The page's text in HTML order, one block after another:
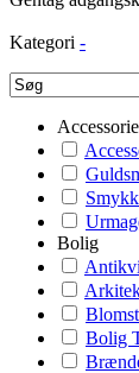
Kategori -
Bolig
Bolig